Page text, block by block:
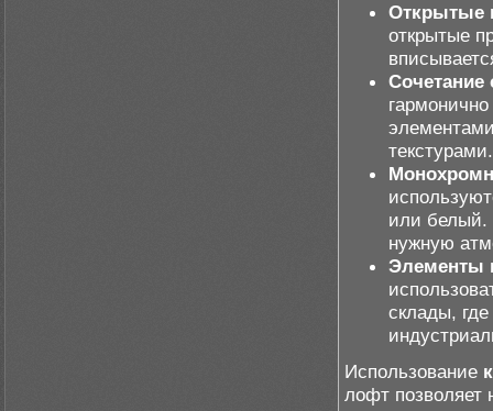
Открытые
открытые
текстурами.
или белый.
нужную
Элементы
склады,
Использование
лофт позволяет